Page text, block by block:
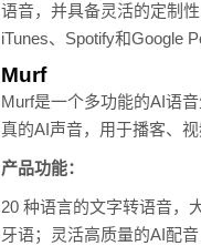
语音，并具备灵活的定制
iTunes、Spotify和Google
Murf
Murf是一个多功能的AI语
真的AI声音，用于播客、
产品功能：
20 种语言的文字转语音，
牙语；灵活高质量的AI配